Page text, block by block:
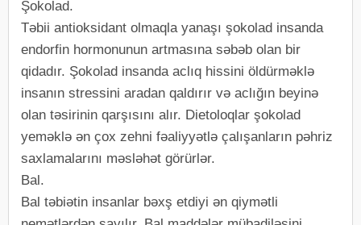
Şokolad.
Təbii antioksidant olmaqla yanaşı şokolad insanda
endorfin hormonunun artmasına səbəb olan bir
qidadır. Şokolad insanda aclıq hissini öldürməklə
insanın stressini aradan qaldırır və aclığın beyinə
olan təsirinin qarşısını alır. Dietoloqlar şokolad
yeməklə ən çox zehni fəaliyyətlə çalışanların pəhriz
saxlamalarını məsləhət görürlər.
Bal.
Bal təbiətin insanlar bəxş etdiyi ən qiymətli